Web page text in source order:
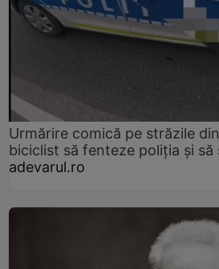
Urmărire comică pe străzile
biciclist să fenteze poliția și să
adevarul.ro